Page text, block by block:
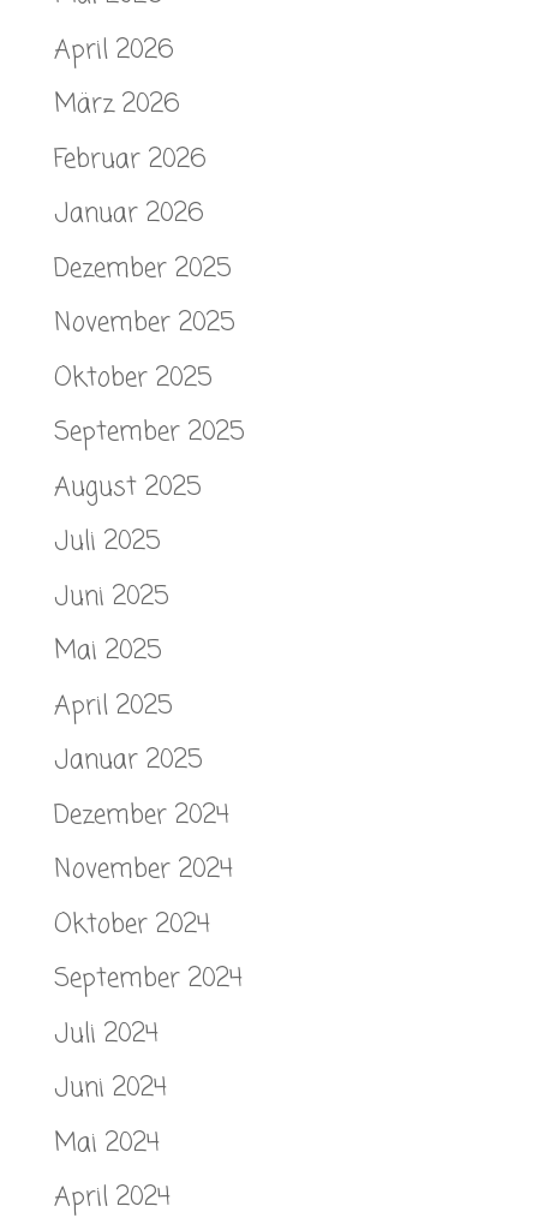
April 2026
März 2026
Februar 2026
Januar 2026
Dezember 2025
November 2025
Oktober 2025
September 2025
August 2025
Juli 2025
Juni 2025
Mai 2025
April 2025
Januar 2025
Dezember 2024
November 2024
Oktober 2024
September 2024
Juli 2024
Juni 2024
Mai 2024
April 2024